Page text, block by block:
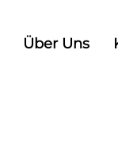
Über Uns